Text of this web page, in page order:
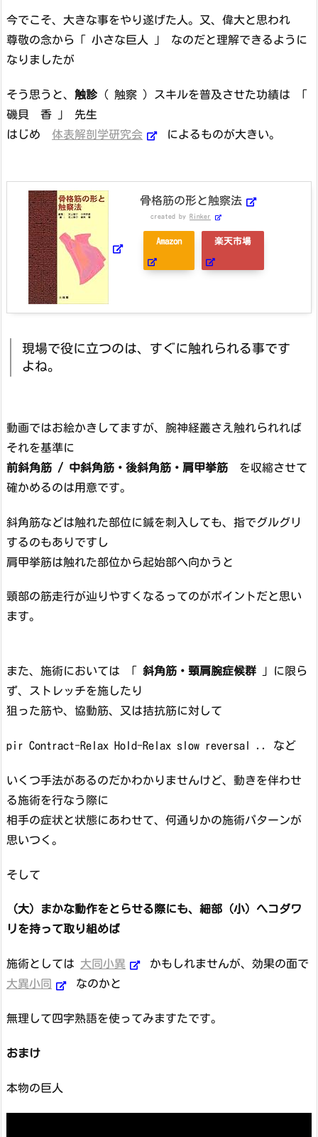
今でこそ、大きな事をやり遂げた人。又、偉大と思われ
尊敬の念から「 小さな巨人 」 なのだと理解できるように
なりましたが
そう思うと、 触診 （ 触察 ）スキルを普及させた功績は 「
磯貝 香 」 先生
はじめ 体表解剖学研究会 によるものが大きい。
骨格筋の形と触察法
created by Rinker
Amazon 楽天市場
現場で役に立つのは、すぐに触れられる事です
よね。
動画ではお絵かきしてますが、腕神経叢さえ触れられれば
それを基準に
前斜角筋 / 中斜角筋・後斜角筋・肩甲挙筋 を収縮させて
確かめるのは用意です。
斜角筋などは触れた部位に鍼を刺入しても、指でグルグリ
するのもありですし
肩甲挙筋は触れた部位から起始部へ向かうと
頸部の筋走行が辿りやすくなるってのがポイントだと思い
ます。
また、施術においては 「 斜角筋・頸肩腕症候群 」に限ら
ず、ストレッチを施したり
狙った筋や、協動筋、又は拮抗筋に対して
pir Contract-Relax Hold-Relax slow reversal .. など
いくつ手法があるのだかわかりませんけど、動きを伴わせ
る施術を行なう際に
相手の症状と状態にあわせて、何通りかの施術パターンが
思いつく。
そして
（大）まかな動作をとらせる際にも、細部（小）へコダワ
リを持って取り組めば
施術としては 大同小異
かもしれませんが、効果の面で
大異小同
なのかと
無理して四字熟語を使ってみますたです。
おまけ
本物の巨人